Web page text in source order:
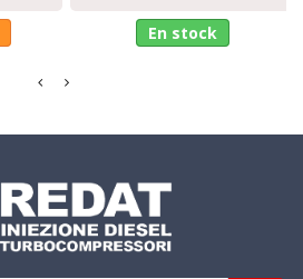
En stock